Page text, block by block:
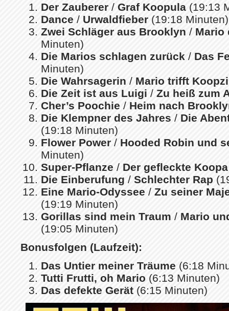
Der Zauberer / Graf Koopula (19:13
Dance / Urwaldfieber (19:18 Minuten)
Zwei Schläger aus Brooklyn / Mario
Minuten)
Die Marios schlagen zurück / Das
Minuten)
Die Wahrsagerin / Mario trifft
Die Zeit ist aus Luigi / Zu heiß zum
Cher’s Poochie / Heim nach
Die Klempner des Jahres / Die
(19:18 Minuten)
Flower Power / Hooded Robin und
Minuten)
Super-Pflanze / Der gefleckte Koopa
Die Einberufung / Schlechter Rap
Eine Mario-Odyssee / Zu seiner
(19:19 Minuten)
Gorillas sind mein Traum / Mario
(19:05 Minuten)
Bonusfolgen (Laufzeit):
Das Untier meiner Träume (6:18
Tutti Frutti, oh Mario (6:13 Minuten)
Das defekte Gerät (6:15 Minuten)